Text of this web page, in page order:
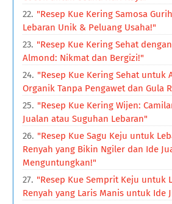
"Resep Kue Kering Samosa
Lebaran Unik & Peluang Usaha!"
"Resep Kue Kering Sehat
Almond: Nikmat dan Bergizi!"
"Resep Kue Kering Sehat untuk
Organik Tanpa Pengawet dan Gula
"Resep Kue Kering Wijen:
Jualan atau Suguhan Lebaran"
"Resep Kue Sagu Keju untuk
Renyah yang Bikin Ngiler dan Ide
Menguntungkan!"
"Resep Kue Semprit Keju untuk
Renyah yang Laris Manis untuk Ide